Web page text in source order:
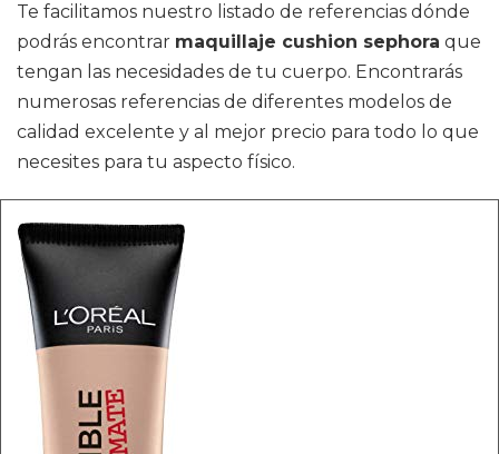
Te facilitamos nuestro listado de referencias dónde
podrás encontrar maquillaje cushion sephora que
tengan las necesidades de tu cuerpo. Encontrarás
numerosas referencias de diferentes modelos de
calidad excelente y al mejor precio para todo lo que
necesites para tu aspecto físico.